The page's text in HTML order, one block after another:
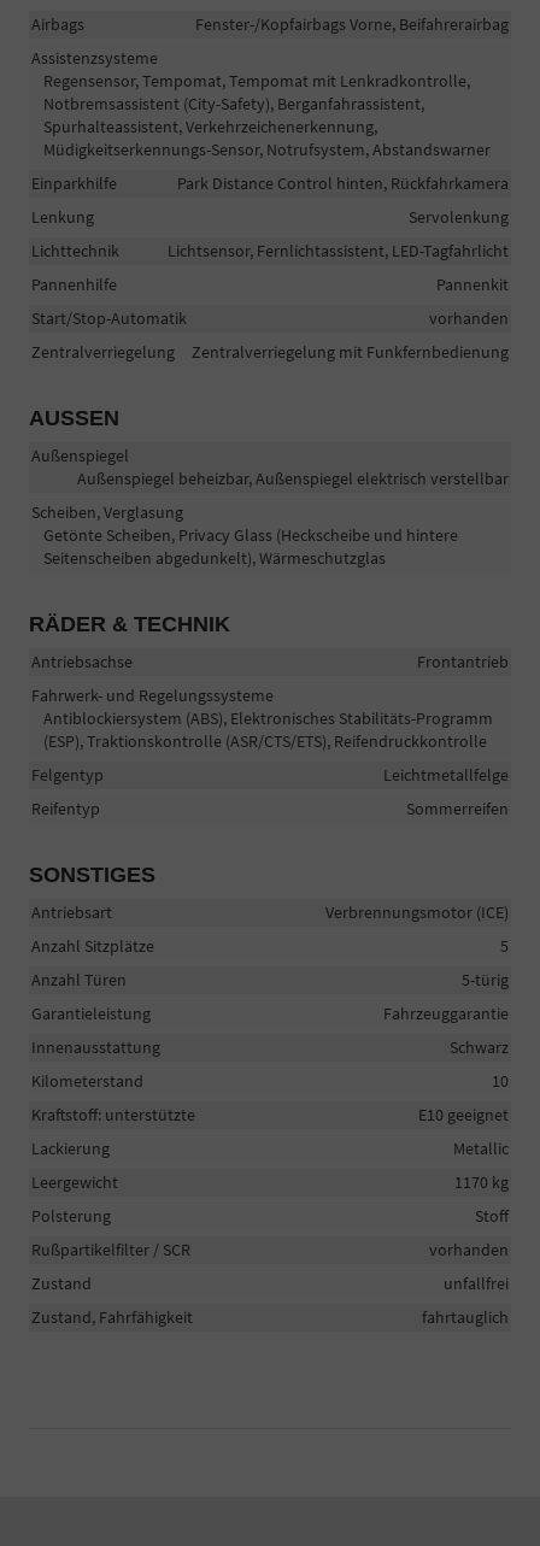
Airbags
Fenster-/Kopfairbags Vorne, Beifahrerairbag
Assistenzsysteme
Regensensor, Tempomat, Tempomat mit Lenkradkontrolle,
Notbremsassistent (City-Safety), Berganfahrassistent,
Spurhalteassistent, Verkehrzeichenerkennung,
Müdigkeitserkennungs-Sensor, Notrufsystem, Abstandswarner
Einparkhilfe
Park Distance Control hinten, Rückfahrkamera
Lenkung
Servolenkung
Lichttechnik
Lichtsensor, Fernlichtassistent, LED-Tagfahrlicht
Pannenhilfe
Pannenkit
Start/Stop-Automatik
vorhanden
Zentralverriegelung
Zentralverriegelung mit Funkfernbedienung
AUSSEN
Außenspiegel
Außenspiegel beheizbar, Außenspiegel elektrisch verstellbar
Scheiben, Verglasung
Getönte Scheiben, Privacy Glass (Heckscheibe und hintere
Seitenscheiben abgedunkelt), Wärmeschutzglas
RÄDER & TECHNIK
Antriebsachse
Frontantrieb
Fahrwerk- und Regelungssysteme
Antiblockiersystem (ABS), Elektronisches Stabilitäts-Programm
(ESP), Traktionskontrolle (ASR/CTS/ETS), Reifendruckkontrolle
Felgentyp
Leichtmetallfelge
Reifentyp
Sommerreifen
SONSTIGES
Antriebsart
Verbrennungsmotor (ICE)
Anzahl Sitzplätze
5
Anzahl Türen
5-türig
Garantieleistung
Fahrzeuggarantie
Innenausstattung
Schwarz
Kilometerstand
10
Kraftstoff: unterstützte
E10 geeignet
Lackierung
Metallic
Leergewicht
1170 kg
Polsterung
Stoff
Rußpartikelfilter / SCR
vorhanden
Zustand
unfallfrei
Zustand, Fahrfähigkeit
fahrtauglich